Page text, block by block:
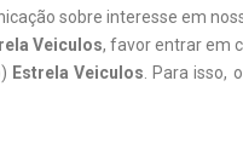
sobre interesse em
Veiculos, favor entrar em
Estrela Veiculos . Para